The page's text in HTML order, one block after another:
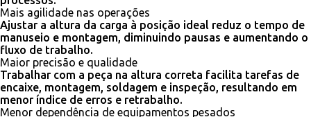
Mais agilidade nas operações
Ajustar a altura da carga à posição ideal reduz o tempo de
manuseio e montagem, diminuindo pausas e aumentando o
fluxo de trabalho.
Maior precisão e qualidade
Trabalhar com a peça na altura correta facilita tarefas de
encaixe, montagem, soldagem e inspeção, resultando em
menor índice de erros e retrabalho.
Menor dependência de equipamentos pesados